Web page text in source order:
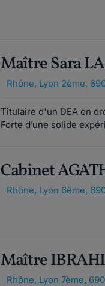
Maître Sara
Rhône, Lyon 2ème,
Titulaire d'un DEA en
Forte d’une solide
Cabinet
Rhône, Lyon 6ème,
Maître
Rhône, Lyon 7ème,